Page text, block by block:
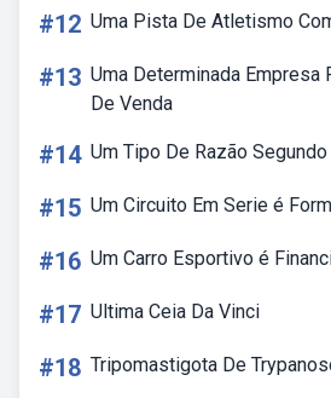
#12 Uma Pista De Atletismo
#13 Uma Determinada
De Venda
#14 Um Tipo De Razão
#15 Um Circuito Em Serie é
#16 Um Carro Esportivo é
#17 Ultima Ceia Da Vinci
#18 Tripomastigota De